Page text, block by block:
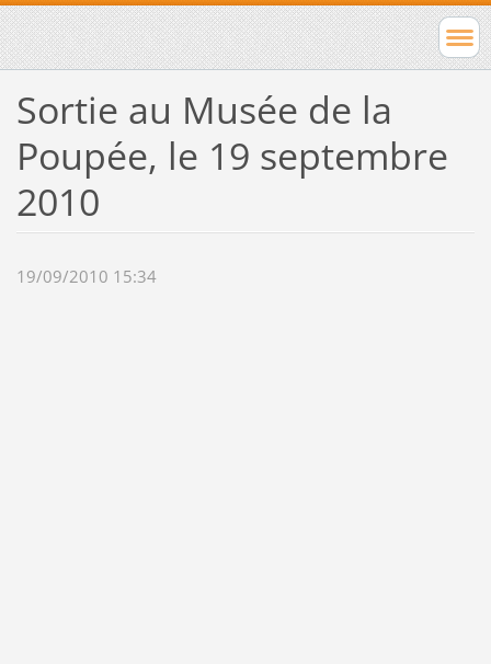
Sortie au Musée de la
Poupée, le 19 septembre
2010
19/09/2010 15:34